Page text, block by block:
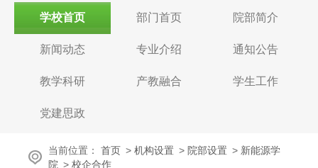
学校首页 部门首页 院部简介
新闻动态 专业介绍 通知公告
教学科研 产教融合 学生工作
党建思政
当前位置： 首页 > 机构设置 > 院部设置 > 新能源学
院 > 校企合作